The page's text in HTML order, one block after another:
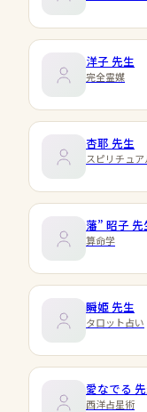
洋子 先生
完全霊媒
杏耶 先生
スピリチュ
藩” 昭子 先
算命学
瞬姫先生
タロット占い
愛なでる
西洋占星術